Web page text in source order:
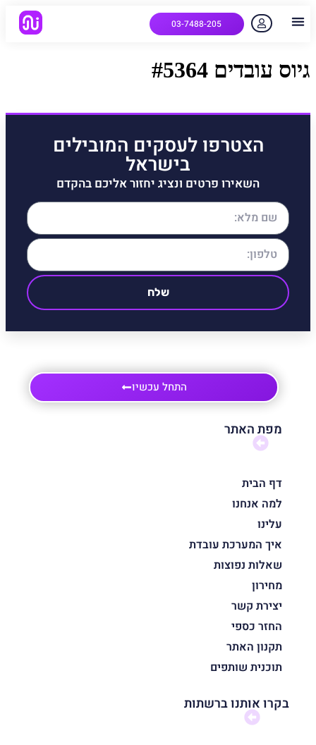
03-7488-205
גיוס עובדים #5364
הצטרפו לעסקים המובילים
בישראל
השאירו פרטים ונציג יחזור אליכם בהקדם
שלח
התחל עכשיו
מפת האתר
דף הבית
למה אנחנו
עלינו
איך המערכת עובדת
שאלות נפוצות
מחירון
יצירת קשר
החזר כספי
תקנון האתר
תוכנית שותפים
בקרו אותנו ברשתות